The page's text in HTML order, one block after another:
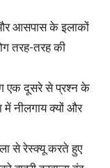
आसपास के इलाकों
तरह-तरह की
एक दूसरे से प्रश्न के
में नीलगाय क्यों और
से रेस्क्यू करते हुए